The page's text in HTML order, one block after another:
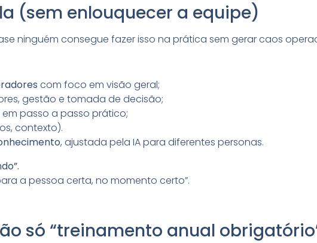
(sem enlouquecer a equipe)
ninguém consegue fazer isso na prática sem gerar caos
com foco em visão geral;
gestão e tomada de decisão;
passo a passo prático;
contexto).
, ajustada pela IA para diferentes personas.
a pessoa certa, no momento certo”.
só “treinamento anual